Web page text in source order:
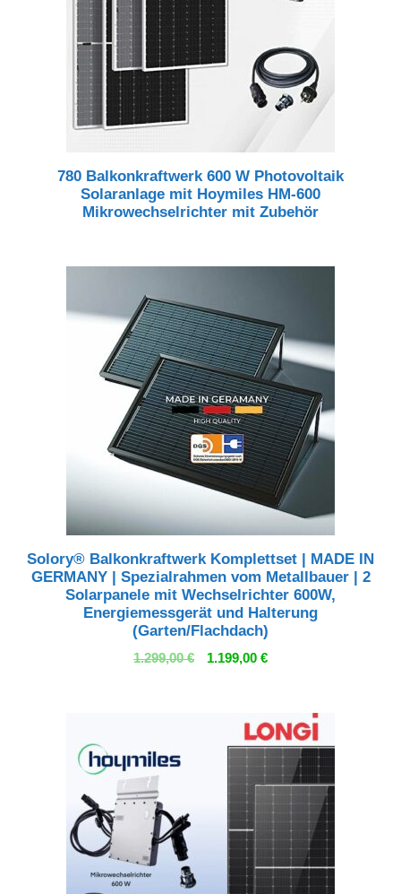
780 Balkonkraftwerk 600 W Photovoltaik
Solaranlage mit Hoymiles HM-600
Mikrowechselrichter mit Zubehör
Solory® Balkonkraftwerk Komplettset | MADE IN
GERMANY | Spezialrahmen vom Metallbauer | 2
Solarpanele mit Wechselrichter 600W,
Energiemessgerät und Halterung
(Garten/Flachdach)
1.299,00€
Ursprünglicher
1.199,00 €Aktueller
1.199,00 €.